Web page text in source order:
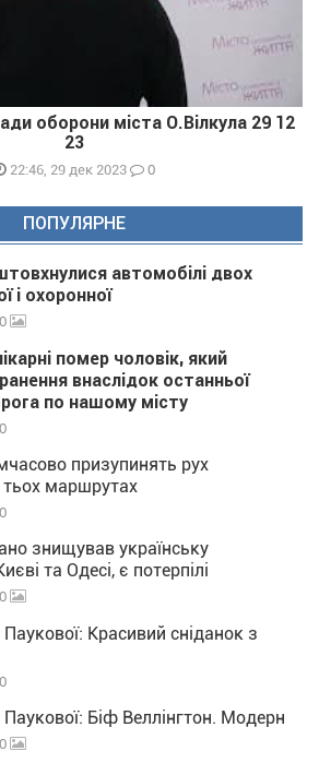
оборони міста О.Вілкула 29 12
23
22:46, 29 дек 2023 0
ПОПУЛЯРНЕ
автомобілі двох
і охоронної
0
помер чоловік, який
внаслідок останньої
по нашому місту
0
призупинять рух
тьох маршрутах
0
знищував українську
та Одесі, є потерпілі
0
Красивий сніданок з
0
Паукової: Біф Веллінгтон. Модерн
0